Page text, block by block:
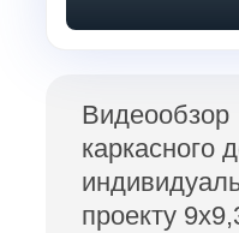
Видеообзор
каркасного
проекту